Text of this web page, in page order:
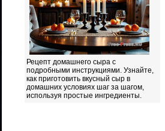
Рецепт домашнего сыра с
подробными инструкциями. Узнайте,
как приготовить вкусный сыр в
домашних условиях шаг за шагом,
используя простые ингредиенты.